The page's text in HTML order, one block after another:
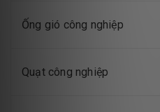
Ống gió công nghiệp
Quạt công nghiệp